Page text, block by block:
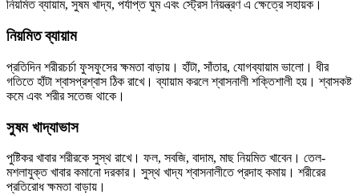
নিয়মিত ব্যায়াম, সুষম খাদ্য, পর্যাপ্ত ঘুম এবং স্ট্রেস নিয়ন্ত্রণ এ ক্ষেত্রে সহায়ক।
নিয়মিত ব্যায়াম
প্রতিদিন শরীরচর্চা ফুসফুসের ক্ষমতা বাড়ায়। হাঁটা, সাঁতার, যোগব্যায়াম ভালো। ধীর
গতিতে হাঁটা শ্বাসপ্রশ্বাস ঠিক রাখে। ব্যায়াম করলে শ্বাসনালী শক্তিশালী হয়। শ্বাসকষ্ট
কমে এবং শরীর সতেজ থাকে।
সুষম খাদ্যাভাস
পুষ্টিকর খাবার শরীরকে সুস্থ রাখে। ফল, সবজি, বাদাম, মাছ নিয়মিত খাবেন। তেল-
মশলাযুক্ত খাবার কমানো দরকার। সুস্থ খাদ্য শ্বাসনালীতে প্রদাহ কমায়। শরীরের
প্রতিরোধ ক্ষমতা বাড়ায়।